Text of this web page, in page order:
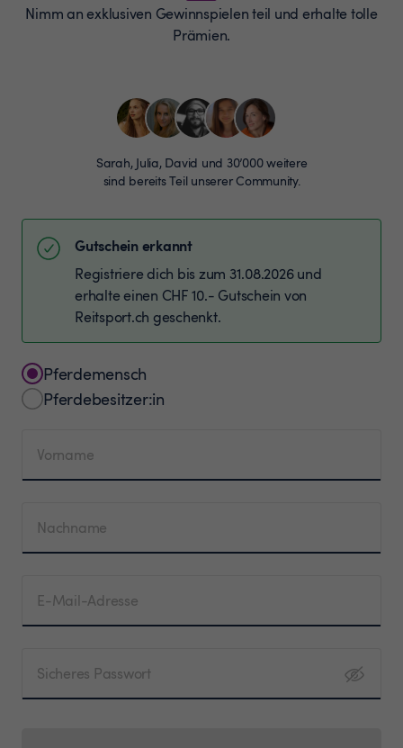
Nimm an exklusiven Gewinnspielen teil und erhalte tolle
Prämien.
Sarah, Julia, David und 30’000 weitere
sind bereits Teil unserer Community.
Gutschein erkannt
Registriere dich bis zum 31.08.2026 und
erhalte einen CHF 10.- Gutschein von
Reitsport.ch geschenkt.
Pferdemensch
Pferdebesitzer:in
Vorname
Nachname
E-Mail-Adresse
Sicheres Passwort